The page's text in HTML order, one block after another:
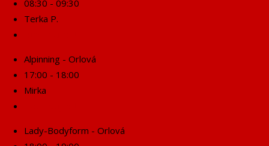
08:30 - 09:30
Terka P.
Alpinning - Orlová
17:00 - 18:00
Mirka
Lady-Bodyform - Orlová